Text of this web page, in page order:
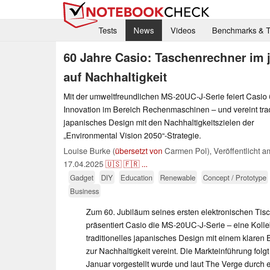
Tests
News Videos Benchmarks &
60 Jahre Casio: Taschenrechner
auf Nachhaltigkeit
Mit der umweltfreundlichen MS-20UC-J-Serie feiert Casio
Innovation im Bereich Rechenmaschinen – und vereint
japanisches Design mit den Nachhaltigkeitszielen der
„Environmental Vision 2050“-Strategie.
Louise Burke (übersetzt von Carmen Pol), Veröffentlicht
17.04.2025🇺🇸🇫🇷 ...
Gadget DIY Education Renewable Concept / Prototype
Business
Zum 60. Jubiläum seines ersten elektronischen
präsentiert Casio die MS-20UC-J-Serie – eine
traditionelles japanisches Design mit einem klaren
zur Nachhaltigkeit vereint. Die Markteinführung
Januar vorgestellt wurde und laut The Verge durch